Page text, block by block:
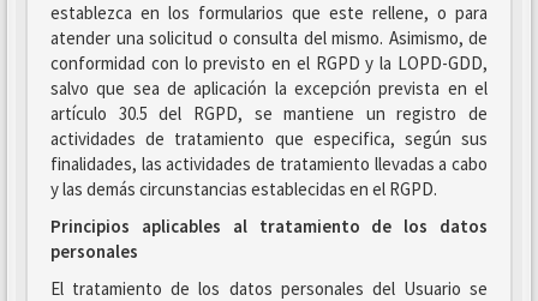
establezca en los formularios que este rellene, o para
atender una solicitud o consulta del mismo. Asimismo, de
conformidad con lo previsto en el RGPD y la LOPD-GDD,
salvo que sea de aplicación la excepción prevista en el
artículo 30.5 del RGPD, se mantiene un registro de
actividades de tratamiento que especifica, según sus
finalidades, las actividades de tratamiento llevadas a cabo
y las demás circunstancias establecidas en el RGPD.
Principios aplicables al tratamiento de los datos
personales
El tratamiento de los datos personales del Usuario se